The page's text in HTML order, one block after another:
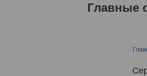
Главные